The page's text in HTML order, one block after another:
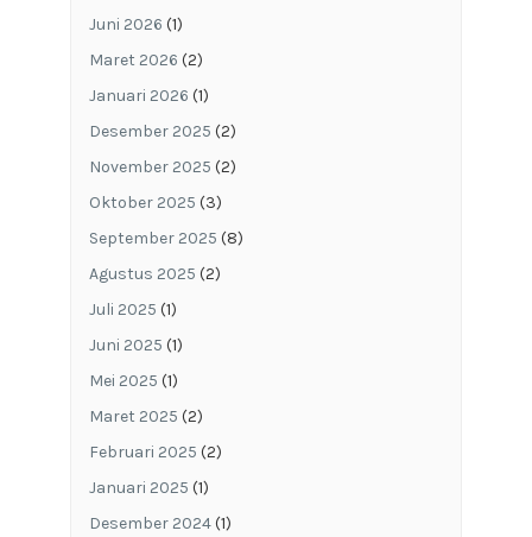
Juni 2026 (1)
Maret 2026 (2)
Januari 2026 (1)
Desember 2025 (2)
November 2025 (2)
Oktober 2025 (3)
September 2025 (8)
Agustus 2025 (2)
Juli 2025 (1)
Juni 2025 (1)
Mei 2025 (1)
Maret 2025 (2)
Februari 2025 (2)
Januari 2025 (1)
Desember 2024(1)